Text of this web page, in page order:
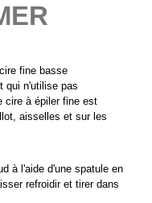
fine basse
qui n'utilise pas
cire à épiler fine est
aisselles et sur les
à l'aide d'une spatule en
refroidir et tirer dans